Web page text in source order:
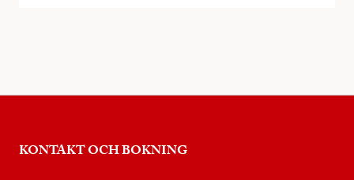
KONTAKT OCH BOKNING